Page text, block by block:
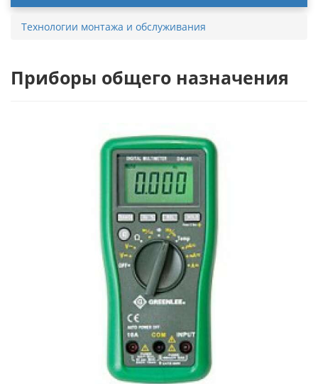
Технологии монтажа и обслуживания
Приборы общего назначения